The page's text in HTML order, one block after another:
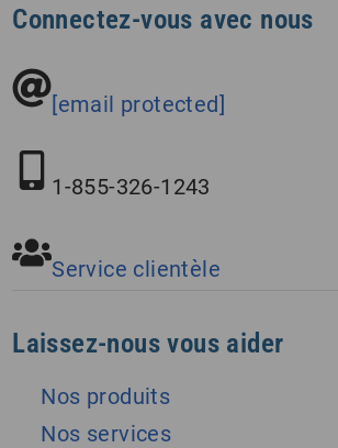
Connectez-vous avec nous
[email protected]
1-855-326-1243
Service clientèle
Laissez-nous vous aider
Nos produits
Nos services